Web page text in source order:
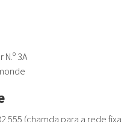
N.º 3A
555 (chamda para a rede